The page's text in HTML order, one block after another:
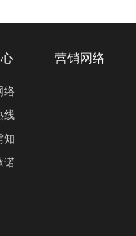
络
线
知
诺
营销网络